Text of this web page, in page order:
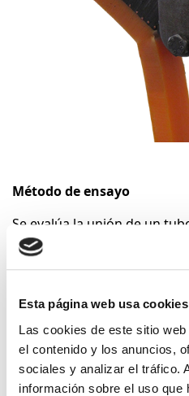
Esta página web usa cookies
Las cookies de este sitio
el contenido y los anuncios,
sociales y analizar el tráfico.
información sobre el uso que
Método de ensayo
Se evalúa la unión de un
un ensayo de tracción
causen una decohesión
La decohesión se valora en
fallo en el plano de fusión
decohesión.
Productos que aplica